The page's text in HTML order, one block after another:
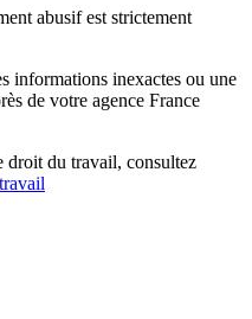
abusif est strictement
informations inexactes ou une
de votre agence France
droit du travail, consultez